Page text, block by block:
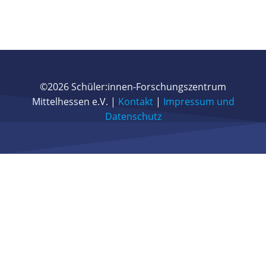
©2026 Schüler:innen-Forschungszentrum
Mittelhessen e.V. | Kontakt| Impressum und
Datenschutz